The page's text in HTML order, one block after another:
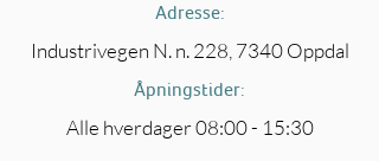
Adresse:
Industrivegen N. n. 228, 7340 Oppdal
Åpningstider:
Alle hverdager 08:00 - 15:30